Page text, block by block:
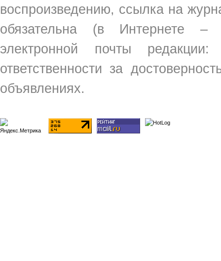
воспроизведению, ссылка на
обязательна (в Интернете
электронной почты
ответственности за
объявлениях.